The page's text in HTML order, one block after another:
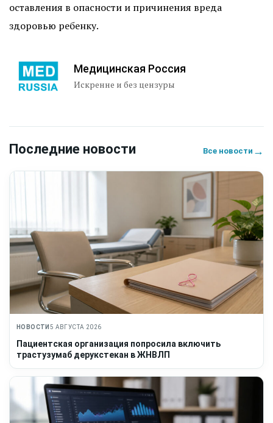
оставления в опасности и причинения вреда
здоровью ребенку.
Медицинская Россия
Искренне и без цензуры
Последние новости Все новости →
НОВОСТИ 5 АВГУСТА 2026
Пациентская организация попросила включить
трастузумаб дерукстекан в ЖНВЛП